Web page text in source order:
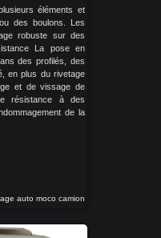
éléments et
des boulons. Les
robuste sur des
La pose en
des profilés, des
en plus du rivetage
et de vissage de
résistance à des
de la
auto moco camion